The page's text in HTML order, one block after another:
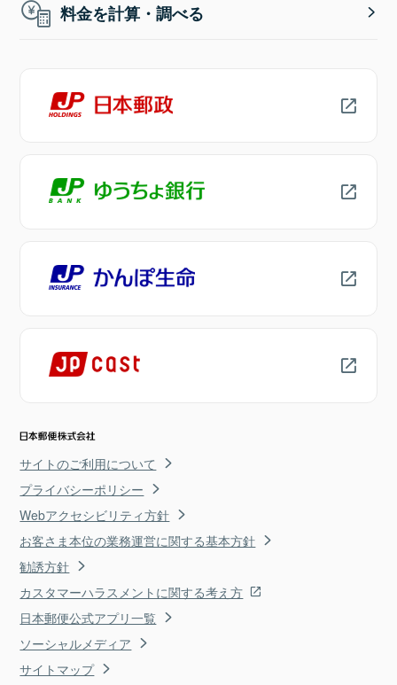
料金を計算・調べる
サイトのご利用について
プライバシーポリシー
Webアクセシビリティ方針
お客さま本位の業務運営に関する基本方針
勧誘方針
カスタマーハラスメントに関する考え方
日本郵便公式アプリ一覧
ソーシャルメディア
サイトマップ